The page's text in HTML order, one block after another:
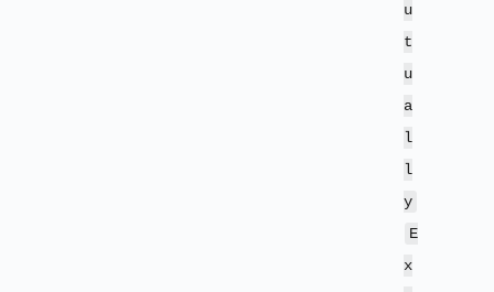
u
t
u
a
l
l
y
E
x